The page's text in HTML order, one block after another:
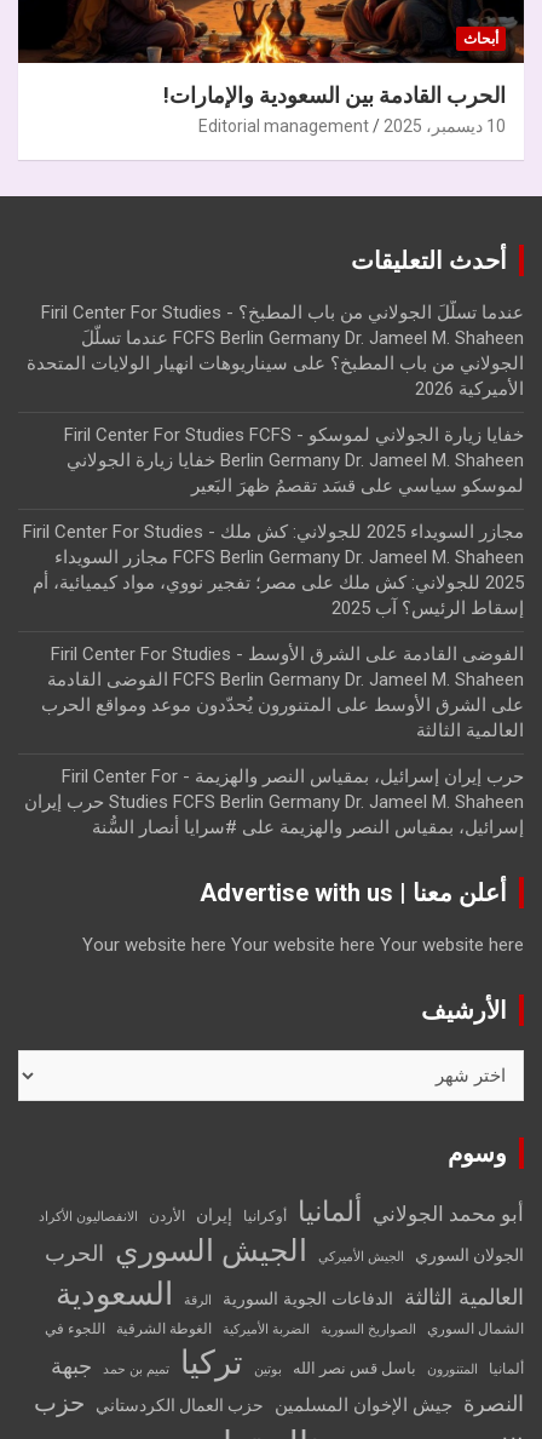
أبحاث
الحرب القادمة بين السعودية والإمارات!
10 ديسمبر، 2025 Editorial management
أحدث التعليقات
عندما تسلّلَ الجولاني من باب المطبخ؟ - Firil Center For Studies
FCFS Berlin Germany Dr. Jameel M. Shaheen عندما تسلّلَ
الجولاني من باب المطبخ؟ على سيناريوهات انهيار الولايات المتحدة
الأميركية 2026
خفايا زيارة الجولاني لموسكو - Firil Center For Studies FCFS
Berlin Germany Dr. Jameel M. Shaheen خفايا زيارة الجولاني
لموسكو سياسي على قسَد تقصمُ ظهرَ البَعير
مجازر السويداء 2025 للجولاني: كش ملك - Firil Center For Studies
FCFS Berlin Germany Dr. Jameel M. Shaheen مجازر السويداء
2025 للجولاني: كش ملك
على مصر؛ تفجير نووي، مواد كيميائية، أم
إسقاط الرئيس؟ آب 2025
الفوضى القادمة على الشرق الأوسط - Firil Center For Studies
FCFS Berlin Germany Dr. Jameel M. Shaheen الفوضى القادمة
على الشرق الأوسط على
المتنورون يُحدّدون موعد ومواقع الحرب
العالمية الثالثة
حرب إيران إسرائيل، بمقياس النصر والهزيمة - Firil Center For
Studies FCFS Berlin Germany Dr. Jameel M. Shaheen حرب إيران
إسرائيل، بمقياس النصر والهزيمة على #سرايا أنصار السُّنة
أعلن معنا | Advertise with us
Your website here Your website here Your website here
الأرشيف
وسوم
أبو محمد الجولاني ألمانيا أوكرانيا إيران الأردن الانفصاليون الأكراد
الجولان السوري الجيش الأميركي الجيش السوري الحرب
العالمية الثالثة
الدفاعات الجوية السورية الرقة السعودية
الشمال السوري الصواريخ السورية الضربة الأميركية الغوطة الشرقية اللجوء في
ألمانيا المتنورون باسل قس نصر الله بوتين تركيا تميم بن حمد
جبهة
النصرة
جيش الإخوان المسلمين حزب العمال الكردستاني
حزب